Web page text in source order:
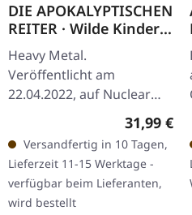
DIE APOKALYPTISCHEN
REITER · Wilde Kinder |
CDBOX
Heavy Metal.
Veröffentlicht am
22.04.2022, auf Nuclear
Blast Records. Limited
CD+Book
Regulärer
31,99 €
Versandfertig in 10 Tagen,
Lieferzeit 11-15 Werktage -
verfügbar beim Lieferanten,
wird bestellt